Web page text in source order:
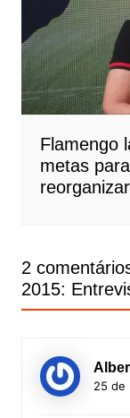
Flamengo
metas
2
2015:
25 de